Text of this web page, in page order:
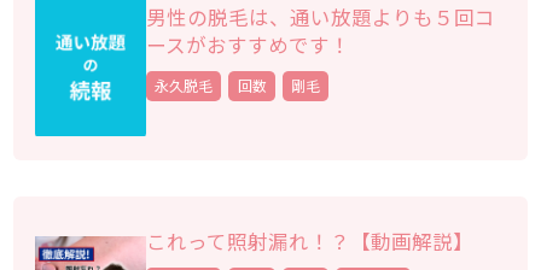
男性の脱毛は、通い放題よりも５回コ
ースがおすすめです！
永久脱毛 回数 剛毛
これって照射漏れ！？【動画解説】